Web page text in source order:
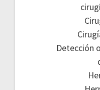
Detección